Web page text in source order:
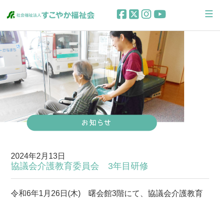
2024年2月13日
協議会介護教育委員会 3年目研修
令和6年1月26日(木) 曙会館3階にて、協議会介護教育